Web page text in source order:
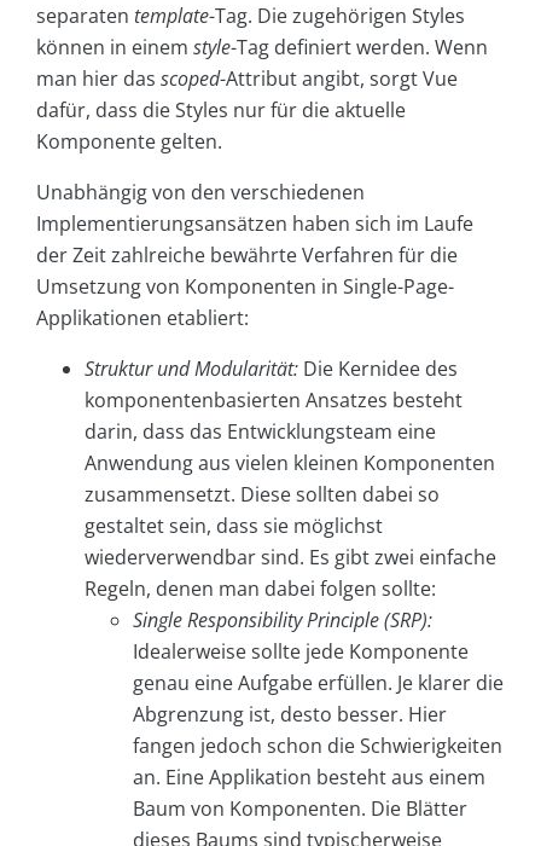
separaten template-Tag. Die zugehörigen Styles
können in einem style-Tag definiert werden. Wenn
man hier das scoped-Attribut angibt, sorgt Vue
dafür, dass die Styles nur für die aktuelle
Komponente gelten.
Unabhängig von den verschiedenen
Implementierungsansätzen haben sich im Laufe
der Zeit zahlreiche bewährte Verfahren für die
Umsetzung von Komponenten in Single-Page-
Applikationen etabliert:
Struktur und Modularität: Die Kernidee des
komponentenbasierten Ansatzes besteht
darin, dass das Entwicklungsteam eine
Anwendung aus vielen kleinen Komponenten
zusammensetzt. Diese sollten dabei so
gestaltet sein, dass sie möglichst
wiederverwendbar sind. Es gibt zwei einfache
Regeln, denen man dabei folgen sollte:
Single ResponsibilityPrinciple (SRP):
Idealerweise sollte jede Komponente
genau eine Aufgabe erfüllen. Je klarer die
Abgrenzung ist, desto besser. Hier
fangen jedoch schon die Schwierigkeiten
an. Eine Applikation besteht aus einem
Baum von Komponenten. Die Blätter
dieses Baums sind typischerweise